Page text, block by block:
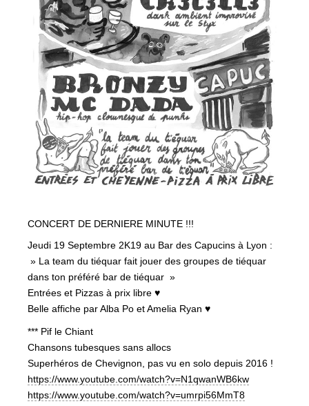
CONCERT DE DERNIERE MINUTE !!!
Jeudi 19 Septembre 2K19 au Bar des Capucins à Lyon :
» La team du tiéquar fait jouer des groupes de tiéquar
dans ton préféré bar de tiéquar »
Entrées et Pizzas à prix libre ♥
Belle affiche par Alba Po et Amelia Ryan ♥
*** Pif le Chiant
Chansons tubesques sans allocs
Superhéros de Chevignon, pas vu en solo depuis 2016 !
https://www.youtube.com/watch?v=N1qwanWB6kw
https://www.youtube.com/watch?v=umrpi56MmT8